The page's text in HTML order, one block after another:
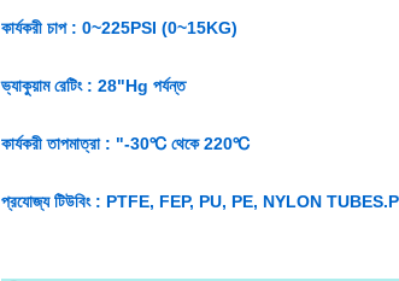
কার্যকরী চাপ : 0~225PSI (0~15KG)
ভ্যাকুয়াম রেটিং : 28"Hg পর্যন্ত
কার্যকরী তাপমাত্রা : "-30℃ থেকে 220℃
প্রযোজ্য টিউবিং : PTFE, FEP, PU, PE, NYLON